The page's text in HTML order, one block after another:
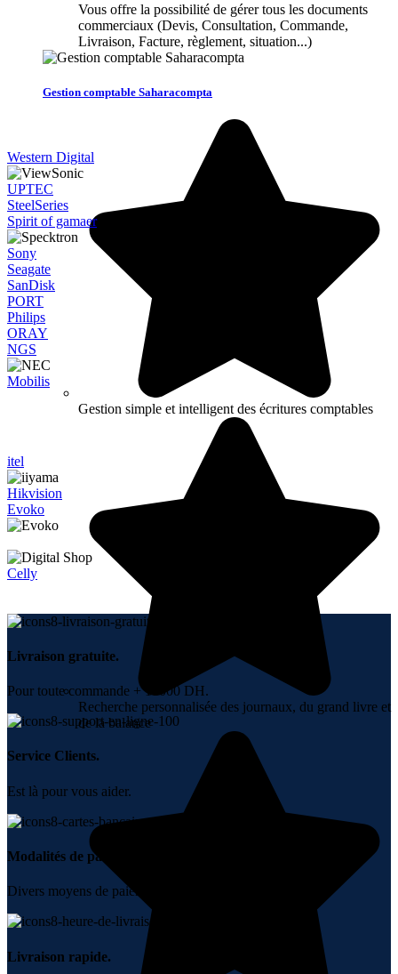
Vous offre la possibilité de gérer tous les documents
commerciaux (Devis, Consultation, Commande,
Livraison, Facture, règlement, situation...)
Gestion comptable Saharacompta
Gestion simple et intelligent des écritures comptables
Recherche personnalisée des journaux, du grand livre et
de la balance
Western Digital
UPTEC
SteelSeries
Spirit of gamaer
Sony
Seagate
SanDisk
PORT
Philips
ORAY
NGS
Mobilis
itel
Hikvision
Evoko
Celly
Livraison gratuite.
Pour toute commande + 10000 DH.
Service Clients.
Est là pour vous aider.
Modalités de paiement.
Divers moyens de paiement.
Livraison rapide.